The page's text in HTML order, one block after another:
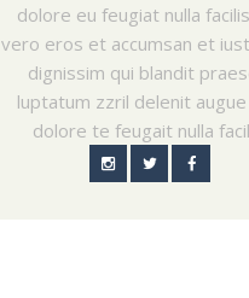
dolore eu feugiat nulla
vero eros et accumsan et
dignissim qui blandit
luptatum zzril delenit
dolore te feugait nulla